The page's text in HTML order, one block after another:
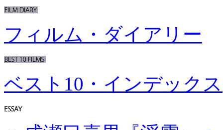
フィルム・ダイアリー
ベスト10・インデックス